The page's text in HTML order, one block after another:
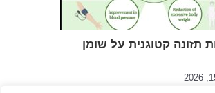
תזונה קטוגנית על שומן